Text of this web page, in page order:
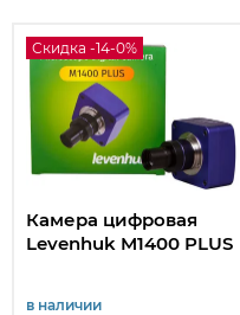
Скидка -14-0%
Камера цифровая
Levenhuk M1400 PLUS
в наличии